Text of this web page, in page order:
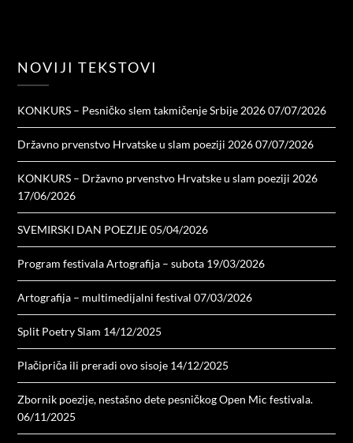
NOVIJI TEKSTOVI
KONKURS – Pesničko slem takmičenje Srbije 2026 07/07/2026
Državno prvenstvo Hrvatske u slam poeziji 2026 07/07/2026
KONKURS – Državno prvenstvo Hrvatske u slam poeziji 2026
17/06/2026
SVEMIRSKI DAN POEZIJE 05/04/2026
Program festivala Artografija – subota 19/03/2026
Artografija – multimedijalni festival 07/03/2026
Split Poetry Slam 14/12/2025
Plačipriča ili preradi ovo sisoje 14/12/2025
Zbornik poezije, nestašno dete pesničkog Open Mic festivala.
06/11/2025